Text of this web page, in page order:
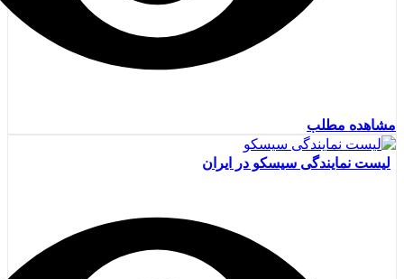
مشاهده مطلب
لیست نمایندگی سیسکو در ایران